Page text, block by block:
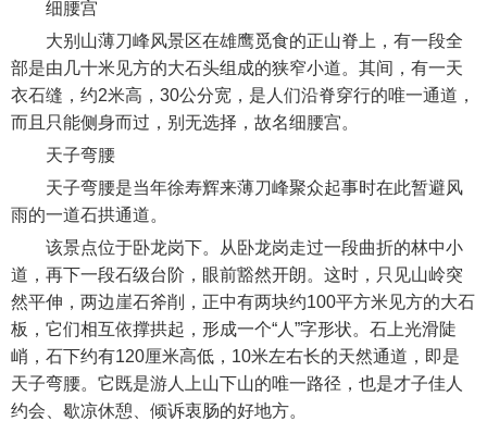
细腰宫
大别山薄刀峰风景区在雄鹰觅食的正山脊上，有一段全
部是由几十米见方的大石头组成的狭窄小道。其间，有一天
衣石缝，约2米高，30公分宽，是人们沿脊穿行的唯一通道，
而且只能侧身而过，别无选择，故名细腰宫。
天子弯腰
天子弯腰是当年徐寿辉来薄刀峰聚众起事时在此暂避风
雨的一道石拱通道。
该景点位于卧龙岗下。从卧龙岗走过一段曲折的林中小
道，再下一段石级台阶，眼前豁然开朗。这时，只见山岭突
然平伸，两边崖石斧削，正中有两块约100平方米见方的大石
板，它们相互依撑拱起，形成一个“人”字形状。石上光滑陡
峭，石下约有120厘米高低，10米左右长的天然通道，即是
天子弯腰。它既是游人上山下山的唯一路径，也是才子佳人
约会、歇凉休憩、倾诉衷肠的好地方。